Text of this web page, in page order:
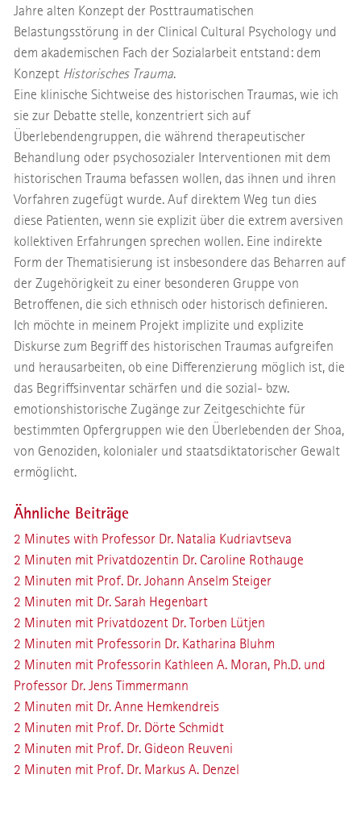
Jahre alten Konzept der Posttraumatischen
Belastungsstörung in der Clinical Cultural Psychology und
dem akademischen Fach der Sozialarbeit entstand: dem
Konzept Historisches Trauma.
Eine klinische Sichtweise des historischen Traumas, wie ich
sie zur Debatte stelle, konzentriert sich auf
Überlebendengruppen, die während therapeutischer
Behandlung oder psychosozialer Interventionen mit dem
historischen Trauma befassen wollen, das ihnen und ihren
Vorfahren zugefügt wurde. Auf direktem Weg tun dies
diese Patienten, wenn sie explizit über die extrem aversiven
kollektiven Erfahrungen sprechen wollen. Eine indirekte
Form der Thema­tisierung ist insbesondere das Beharren auf
der Zugehörigkeit zu einer besonderen Gruppe von
Betroffenen, die sich ethnisch oder historisch definieren.
Ich möchte in meinem Projekt implizite und explizite
Diskurse zum Begriff des historischen Traumas aufgreifen
und herausarbeiten, ob eine Differenzierung möglich ist, die
das Begriffs­inventar schärfen und die sozial- bzw.
emotions­historische Zugänge zur Zeitgeschichte für
bestimmten Opfergruppen wie den Überlebenden der Shoa,
von Genoziden, kolonialer und staatsdiktatorischer Gewalt
ermöglicht.
Ähnliche Beiträge
2 Minutes with Professor Dr. Natalia Kudriavtseva
2 Minuten mit Privatdozentin Dr. Caroline Rothauge
2 Minuten mit Prof. Dr. Johann Anselm Steiger
2 Minuten mit Dr. Sarah Hegenbart
2 Minuten mit Privatdozent Dr. Torben Lütjen
2 Minuten mit Professorin Dr. Katharina Bluhm
2 Minuten mit Professorin Kathleen A. Moran, Ph.D. und
Professor Dr. Jens Timmermann
2 Minuten mit Dr. Anne Hemkendreis
2 Minuten mit Prof. Dr. Dörte Schmidt
2 Minuten mit Prof. Dr. Gideon Reuveni
2 Minuten mit Prof. Dr. Markus A. Denzel